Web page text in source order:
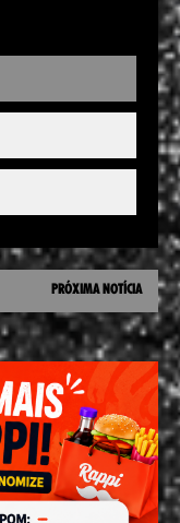
PRÓXIMA NOTÍCIA